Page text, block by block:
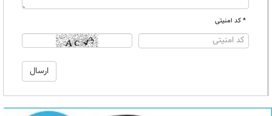
* کد امنیتی